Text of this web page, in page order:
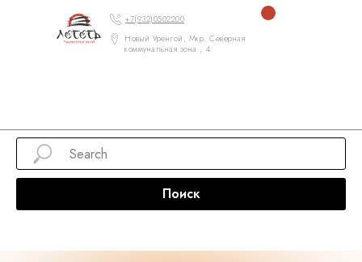
+7(932)0502200
Новый Уренгой, Мкр. Северная
коммунальная зона , 4
Поиск